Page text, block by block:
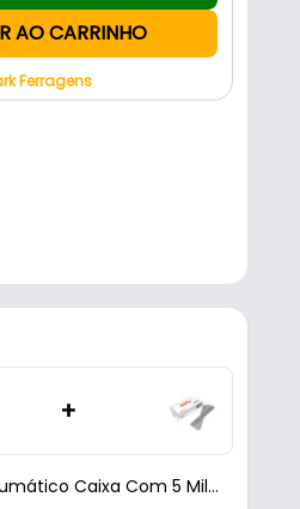
AO CARRINHO
Ferragens
+
Caixa Com 5 Mil